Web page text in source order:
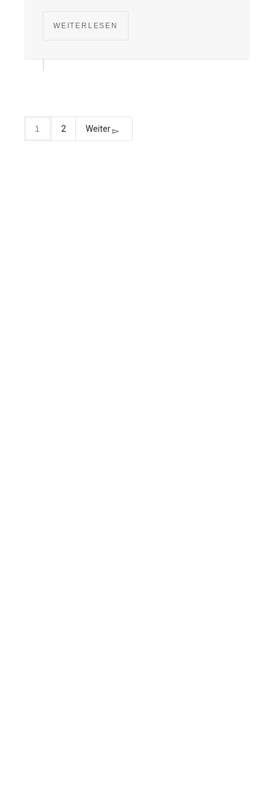
WEITERLESEN
1 2 Weiter